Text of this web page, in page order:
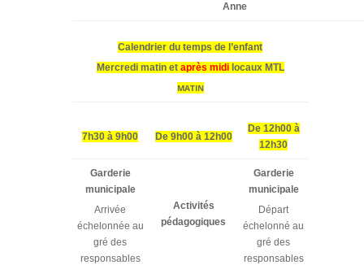
Anne
Calendrier du temps de l’enfant
Mercredi matin et après midi locaux MTL
MATIN
7h30 à 9h00 De 9h00 à 12h00
De 12h00 à
12h30
Garderie
municipale
Arrivée
échelonnée au
gré des
responsables
Activités
pédagogiques
Garderie
municipale
Départ
échelonné au
gré des
responsables